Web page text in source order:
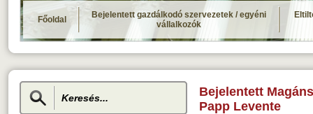
Főoldal
Bejelentett gazdálkodó szervezetek / egyéni
vállalkozók
Bejelentett
Papp Levente